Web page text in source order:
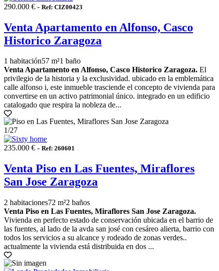
290.000 € - Ref: CIZ00423
Venta Apartamento en Alfonso, Casco
Historico Zaragoza
1 habitación57 m²1 baño
Venta Apartamento en Alfonso, Casco Historico Zaragoza. El
privilegio de la historia y la exclusividad. ubicado en la emblemática
calle alfonso i, este inmueble trasciende el concepto de vivienda para
convertirse en un activo patrimonial único. integrado en un edificio
catalogado que respira la nobleza de...
1/27
235.000 € - Ref: 260601
Venta Piso en Las Fuentes, Miraflores
San Jose Zaragoza
2 habitaciones72 m²2 baños
Venta Piso en Las Fuentes, Miraflores San Jose Zaragoza.
Vivienda en perfecto estado de conservación ubicada en el barrio de
las fuentes, al lado de la avda san josé con cesáreo alierta, barrio con
todos los servicios a su alcance y rodeado de zonas verdes..
actualmente la vivienda está distribuida en dos ...